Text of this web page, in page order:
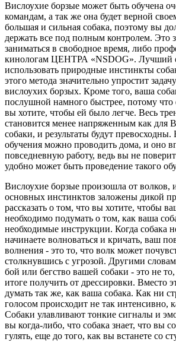
Вислоухие борзые может быть обучена
командам, а так же она будет верной
большая и сильная собака, поэтому вы
держать все под полным контролем. Это
заниматься в свободное время, либо
кинологам ЦЕНТРА «NSDOG». Лучший
использовать природные инстинкты
этого метода значительно упростит
вислоухих борзых. Кроме того, ваша
послушной намного быстрее, потому что
вы хотите, чтобы ей было легче. Весь
становится менее напряженным как для
собаки, и результаты будут
обучения можно проводить дома, и оно
повседневную работу, ведь вы не
удобно может быть проведение такого
Вислоухие борзые произошла от волков,
основных инстинктов заложены дикой
рассказать о том, что вы хотите, чтобы
необходимо подумать о том, как ваша
необходимые инструкции. Когда собака
начинаете волноваться и кричать, ваш
волнения - это то, что волк может
столкнувшись с угрозой. Другими
бой или бегство вашей собаки - это не
итоге получить от дрессировки. Вместо
думать так же, как ваша собака. Как ни
голосом происходит не так интенсивно,
Собаки улавливают тонкие сигналы и
вы когда-либо, что собака знает, что вы
гулять, еще до того, как вы встанете со